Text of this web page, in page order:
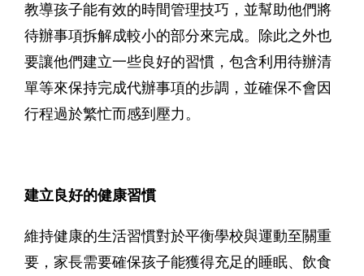
教導孩子能有效的時間管理技巧，並幫助他們將
待辦事項拆解成較小的部分來完成。除此之外也
要讓他們建立一些良好的習慣，包含利用待辦清
單等來保持完成代辦事項的步調，並確保不會因
行程過於繁忙而感到壓力。
建立良好的健康習慣
維持健康的生活習慣對於平衡學校與運動至關重
要，家長需要確保孩子能獲得充足的睡眠、飲食